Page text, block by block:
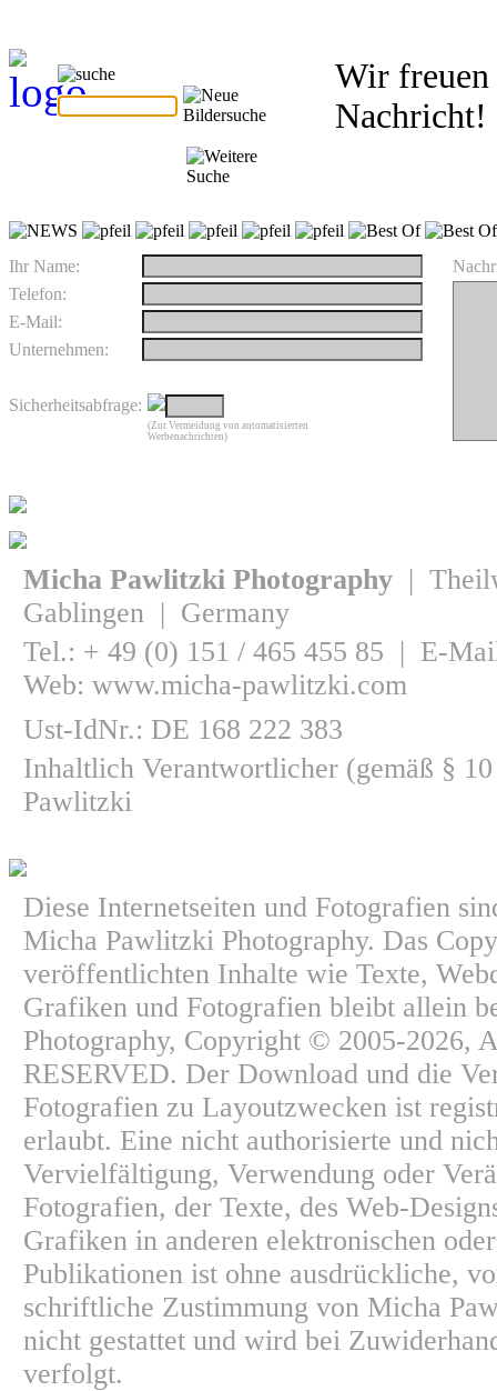
Wir freuen
Nachricht!
Ihr Name:
Telefon:
E-Mail:
Unternehmen:
Sicherheitsabfrage:
(Zur Vermeidung von automatisierten
Werbenachrichten)
Micha Pawlitzki Photography |
Gablingen | Germany
Tel.: + 49 (0) 151 / 465 455 85 | E-
Web: www.micha-pawlitzki.com
Ust-IdNr.: DE 168 222 383
Inhaltlich Verantwortlicher (gemäß §
Pawlitzki
Diese Internetseiten und Fotografien
Micha Pawlitzki Photography. Das
veröffentlichten Inhalte wie Texte,
Grafiken und Fotografien bleibt allein
Photography, Copyright © 2005-2026,
RESERVED. Der Download und die
Fotografien zu Layoutzwecken ist
erlaubt. Eine nicht authorisierte und
Vervielfältigung, Verwendung oder
Fotografien, der Texte, des Web-
Grafiken in anderen elektronischen
Publikationen ist ohne ausdrückliche,
schriftliche Zustimmung von Micha
nicht gestattet und wird bei
verfolgt.